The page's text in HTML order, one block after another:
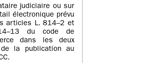
judiciaire ou sur
électronique prévu
articles L. 814–2 et
du code de
dans les deux
la publication au